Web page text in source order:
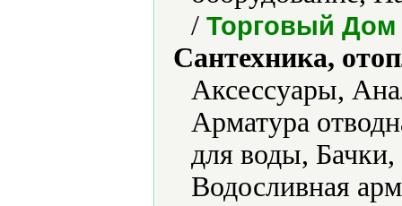
/ Торговый
Сантехника,
Аксессуары,
Арматура
для воды,
Водосливная